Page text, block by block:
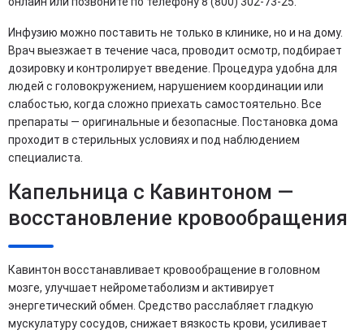
Инфузию можно поставить не только в клинике, но и на дому.
Врач выезжает в течение часа, проводит осмотр, подбирает
дозировку и контролирует введение. Процедура удобна для
людей с головокружением, нарушением координации или
слабостью, когда сложно приехать самостоятельно. Все
препараты — оригинальные и безопасные. Постановка дома
проходит в стерильных условиях и под наблюдением
специалиста.
Капельница с Кавинтоном —
восстановление кровообращения
Кавинтон восстанавливает кровообращение в головном
мозге, улучшает нейрометаболизм и активирует
энергетический обмен. Средство расслабляет гладкую
мускулатуру сосудов, снижает вязкость крови, усиливает